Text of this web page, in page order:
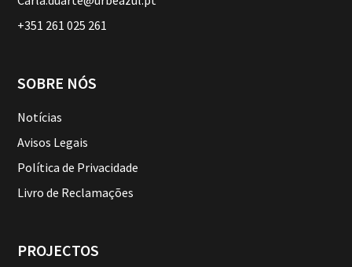
+351 261 025 261
SOBRE NÓS
Notícias
Avisos Legais
Política de Privacidade
Livro de Reclamações
PROJECTOS